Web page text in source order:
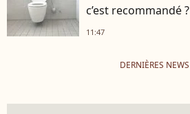
c’est recommandé ?
11:47
DERNIÈRES NEWS